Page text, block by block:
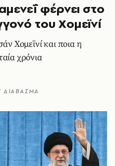
φέρνει στο
του Χομεϊνί
Χομεϊνί και ποια η
χρόνια
ΔΙΑΒΑΣΜΑ